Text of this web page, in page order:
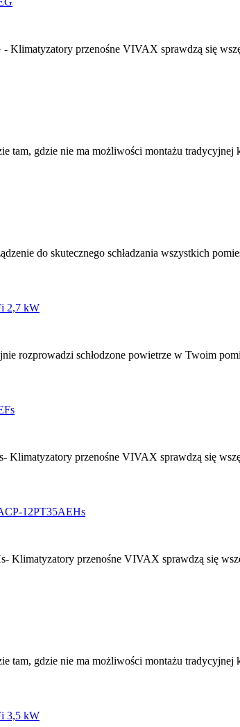
przenośne VIVAX sprawdzą się
tam, gdzie nie ma możliwości montażu
do skutecznego schładzania wszystkich
rozprowadzi schłodzone powietrze w Twoim
przenośne VIVAX sprawdzą się
przenośne VIVAX sprawdzą się
tam, gdzie nie ma możliwości montażu